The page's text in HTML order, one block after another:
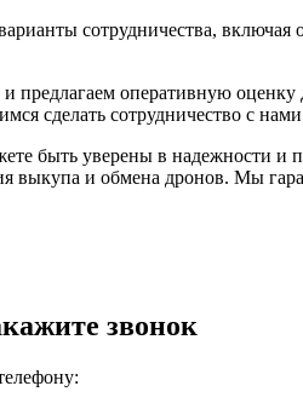
сотрудничества,
оперативную оценку
сделать сотрудничество с
быть уверены в надежности
выкупа и обмена дронов. Мы
звонок